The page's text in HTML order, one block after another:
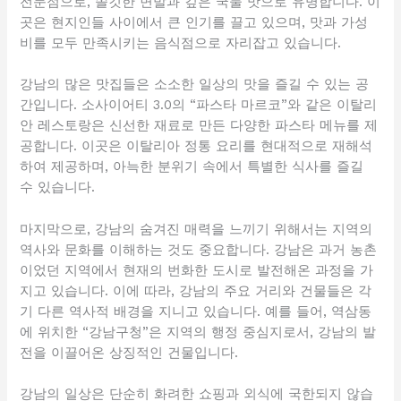
곳은 현지인들 사이에서 큰 인기를 끌고 있으며, 맛과 가성
비를 모두 만족시키는 음식점으로 자리잡고 있습니다.
강남의 많은 맛집들은 소소한 일상의 맛을 즐길 수 있는 공
간입니다. 소사이어티 3.0의 “파스타 마르코”와 같은 이탈리
안 레스토랑은 신선한 재료로 만든 다양한 파스타 메뉴를 제
공합니다. 이곳은 이탈리아 정통 요리를 현대적으로 재해석
하여 제공하며, 아늑한 분위기 속에서 특별한 식사를 즐길
수 있습니다.
마지막으로, 강남의 숨겨진 매력을 느끼기 위해서는 지역의
역사와 문화를 이해하는 것도 중요합니다. 강남은 과거 농촌
이었던 지역에서 현재의 번화한 도시로 발전해온 과정을 가
지고 있습니다. 이에 따라, 강남의 주요 거리와 건물들은 각
기 다른 역사적 배경을 지니고 있습니다. 예를 들어, 역삼동
에 위치한 “강남구청”은 지역의 행정 중심지로서, 강남의 발
전을 이끌어온 상징적인 건물입니다.
강남의 일상은 단순히 화려한 쇼핑과 외식에 국한되지 않습